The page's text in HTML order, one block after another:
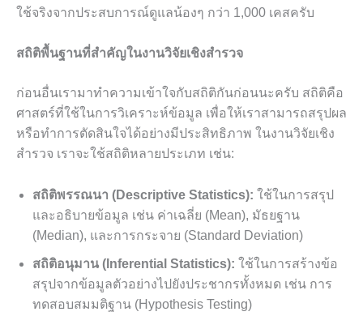
ใช้จริงจากประสบการณ์ดูแลน้องๆ กว่า 1,000 เคสครับ
สถิติพื้นฐานที่สำคัญในงานวิจัยเชิงสำรวจ
ก่อนอื่นเรามาทำความเข้าใจกับสถิติกันก่อนนะครับ สถิติคือ
ศาสตร์ที่ใช้ในการวิเคราะห์ข้อมูล เพื่อให้เราสามารถสรุปผล
หรือทำการตัดสินใจได้อย่างมีประสิทธิภาพ ในงานวิจัยเชิง
สำรวจ เราจะใช้สถิติหลายประเภท เช่น:
สถิติพรรณนา (Descriptive Statistics): ใช้ในการสรุป
และอธิบายข้อมูล เช่น ค่าเฉลี่ย (Mean), มัธยฐาน
(Median), และการกระจาย (Standard Deviation)
สถิติอนุมาน (Inferential Statistics): ใช้ในการสร้างข้อ
สรุปจากข้อมูลตัวอย่างไปยังประชากรทั้งหมด เช่น การ
ทดสอบสมมติฐาน (Hypothesis Testing)